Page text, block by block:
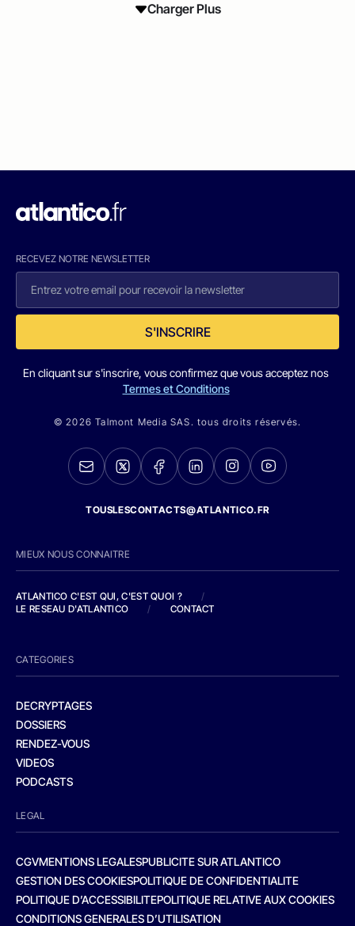
Charger Plus
RECEVEZ NOTRE NEWSLETTER
S'INSCRIRE
En cliquant sur s'inscrire, vous confirmez que vous acceptez nos
Termes et Conditions
© 2026 Talmont Media SAS. tous droits réservés.
TOUSLESCONTACTS@ATLANTICO.FR
MIEUX NOUS CONNAITRE
ATLANTICO C'EST QUI, C'EST QUOI ?
/
LE RESEAU D'ATLANTICO
/ CONTACT
CATEGORIES
DECRYPTAGES
DOSSIERS
RENDEZ-VOUS
VIDEOS
PODCASTS
LEGAL
CGVMENTIONS LEGALESPUBLICITE SUR ATLANTICO
GESTION DES COOKIESPOLITIQUE DE CONFIDENTIALITE
POLITIQUE D’ACCESSIBILITEPOLITIQUE RELATIVE AUX COOKIES
CONDITIONS GENERALES D’UTILISATION